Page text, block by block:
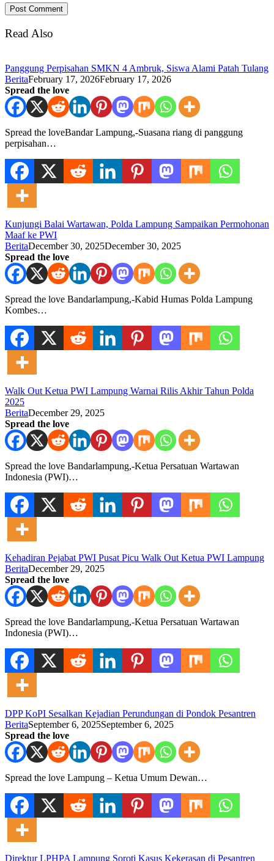
Read Also
Panggung Perpisahan SMKN 4 Ambruk, Siswa Alami Patah Tulang
BeritaFebruary 17, 2026February 17, 2026
Spread the love
Spread the loveBandar Lampung,-Suasana riang di panggung
perpisahan…
Kunjungi Balai Wartawan, Polda Lampung Sampaikan Permohonan
Maaf ke PWI
BeritaDecember 30, 2025December 30, 2025
Spread the love
Spread the love Bandarlampung,-Kabid Humas Polda Lampung
Kombes…
Walk Out Ketua PWI Lampung Warnai Rilis Akhir Tahun Polda
2025
BeritaDecember 29, 2025
Spread the love
Spread the love Bandarlampung,-Ketua Persatuan Wartawan
Indonesia (PWI)…
Kehadiran Pejabat PWI Pusat Picu Walk Out Ketua PWI Lampung
BeritaDecember 29, 2025
Spread the love
Spread the love Bandarlampung,-Ketua Persatuan Wartawan
Indonesia (PWI)…
DPP KoPI Sesalkan Kejadian Perundungan di Pondok Pesantren
BeritaSeptember 6, 2025September 6, 2025
Spread the love
Spread the love Lampung – Ketua Umum Dewan…
Direktur LPHPA Lampung Soroti Kasus Kekerasan di Pesantren